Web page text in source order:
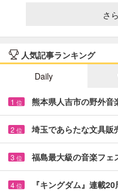
さ
人気記事ランキング
Daily
1 位 熊本県人吉市の野外
2 位 埼玉であらたな文具
3 位 福島最大級の音楽フ
4 位 『キングダム』連載